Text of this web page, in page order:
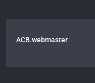
ACB.webmaster